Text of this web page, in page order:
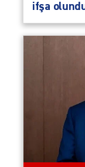
ifşa